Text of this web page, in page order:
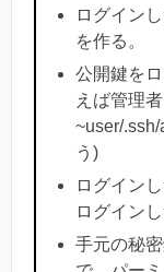
ログイン
を作る。
公開鍵を
えば管理
~user/
う)
ログイン
ログイン
手元の秘